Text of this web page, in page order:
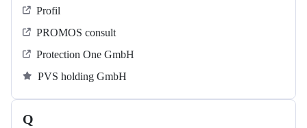
Profil
PROMOS consult
Protection One GmbH
PVS holding GmbH
Q